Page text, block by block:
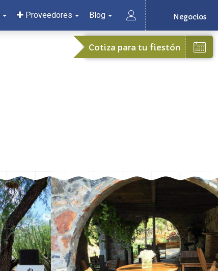
Negocios
Proveedores Blog
Cotiza para tu fiestón